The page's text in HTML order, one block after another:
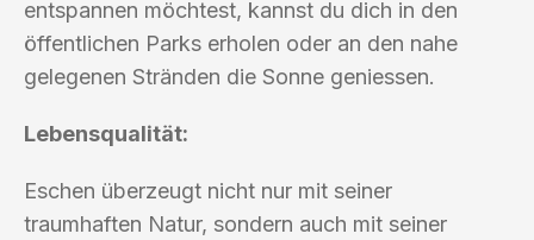
entspannen möchtest, kannst du dich in den
öffentlichen Parks erholen oder an den nahe
gelegenen Stränden die Sonne geniessen.
Lebensqualität:
Eschen überzeugt nicht nur mit seiner
traumhaften Natur, sondern auch mit seiner